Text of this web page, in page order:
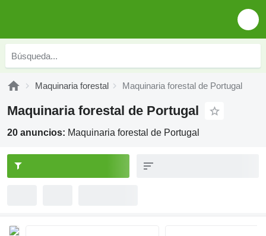
Maquinaria forestal Maquinaria forestal de Portugal
Maquinaria forestal de Portugal
20 anuncios: Maquinaria forestal de Portugal